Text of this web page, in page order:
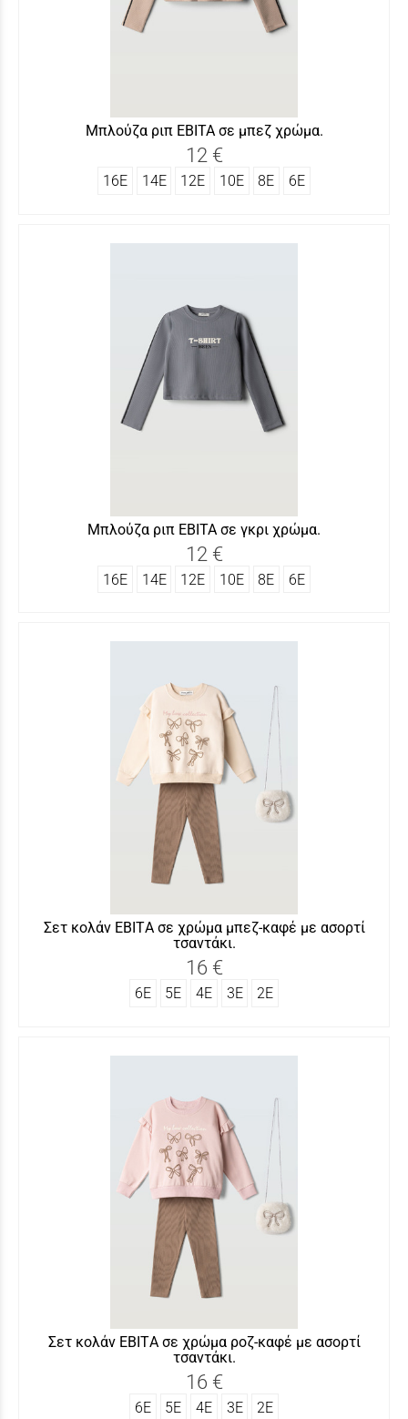
Μπλούζα ριπ ΕΒΙΤΑ σε μπεζ χρώμα.
12 €
16Ε 14Ε 12Ε 10Ε 8Ε 6Ε
Μπλούζα ριπ ΕΒΙΤΑ σε γκρι χρώμα.
12 €
16Ε 14Ε 12Ε 10Ε 8Ε 6Ε
Σετ κολάν ΕΒITΑ σε χρώμα μπεζ-καφέ με ασορτί
τσαντάκι.
16 €
6Ε 5Ε 4Ε 3Ε 2Ε
Σετ κολάν ΕΒITΑ σε χρώμα ροζ-καφέ με ασορτί
τσαντάκι.
16 €
6Ε 5Ε 4Ε 3Ε 2Ε